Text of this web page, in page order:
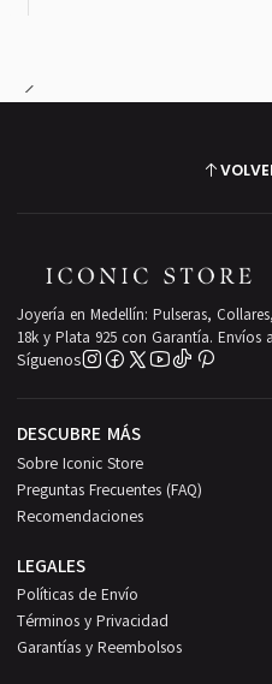
Joyería en Medellín: Pulseras,
18k y Plata 925 con Garantía.
Síguenos
DESCUBRE MÁS
Sobre Iconic Store
Preguntas Frecuentes (FAQ)
Recomendaciones
LEGALES
Políticas de Envío
Términos y Privacidad
Garantías y Reembolsos